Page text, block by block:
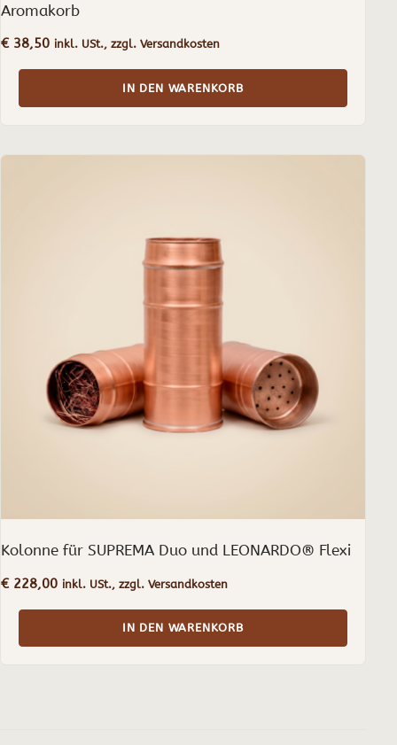
Aromakorb
€38,50 inkl. USt., zzgl. Versandkosten
IN DEN WARENKORB
Kolonne für SUPREMA Duo und LEONARDO® Flexi
€ 228,00 inkl. USt., zzgl. Versandkosten
IN DEN WARENKORB